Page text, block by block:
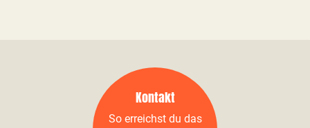
Kontakt
So erreichst du das